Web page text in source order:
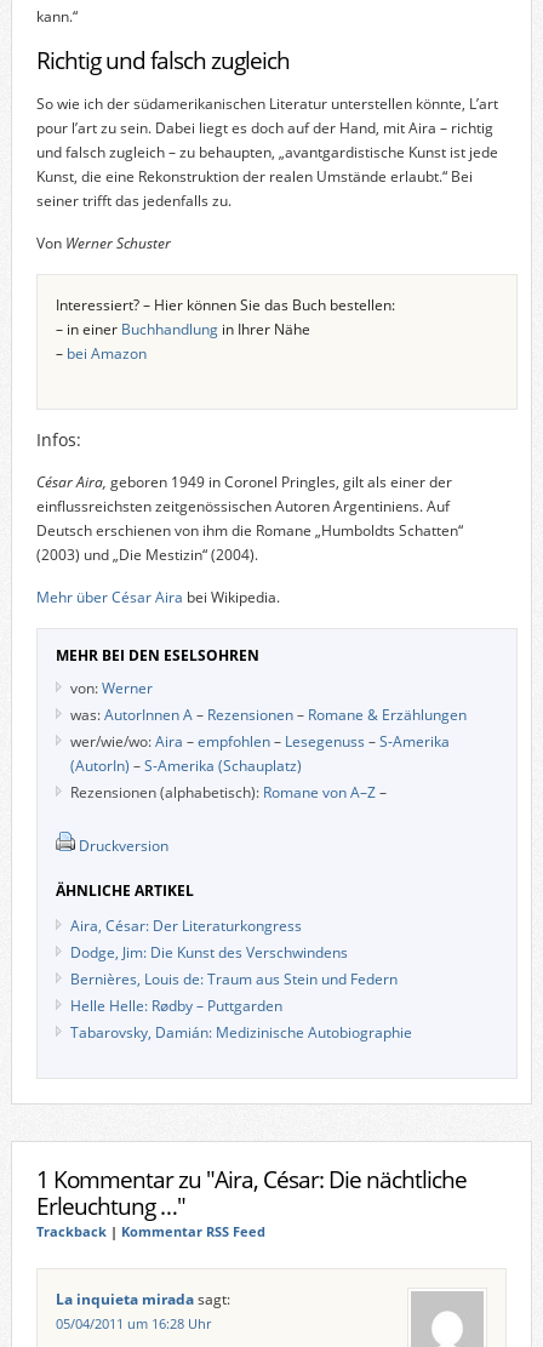
kann.“
Richtig und falsch zugleich
So wie ich der südamerikanischen Literatur unterstellen könnte, L’art
pour l’art zu sein. Dabei liegt es doch auf der Hand, mit Aira – richtig
und falsch zugleich – zu behaupten, „avantgardistische Kunst ist jede
Kunst, die eine Rekonstruktion der realen Umstände erlaubt.“ Bei
seiner trifft das jedenfalls zu.
Von Werner Schuster
Interessiert? – Hier können Sie das Buch bestellen:
– in einer Buchhandlungin Ihrer Nähe
– bei Amazon
Infos:
César Aira, geboren 1949 in Coronel Pringles, gilt als einer der
einflussreichsten zeitgenössischen Autoren Argentiniens. Auf
Deutsch erschienen von ihm die Romane „Humboldts Schatten“
(2003) und „Die Mestizin“ (2004).
Mehr über César Aira bei Wikipedia.
MEHR BEI DEN ESELSOHREN
von:Werner
was:AutorInnen A– Rezensionen– Romane & Erzählungen
wer/wie/wo:Aira –empfohlen– Lesegenuss –S-Amerika
(AutorIn) –S-Amerika (Schauplatz)
Rezensionen (alphabetisch): Romane von A–Z–
Druckversion
ÄHNLICHE ARTIKEL
Aira, César: Der Literaturkongress
Dodge, Jim: Die Kunst des Verschwindens
Bernières, Louis de: Traum aus Stein und Federn
Helle Helle: Rødby – Puttgarden
Tabarovsky, Damián: Medizinische Autobiographie
1 Kommentar zu "Aira, César: Die nächtliche
Erleuchtung …"
Trackback| Kommentar RSS Feed
La inquieta miradasagt:
05/04/2011 um 16:28 Uhr